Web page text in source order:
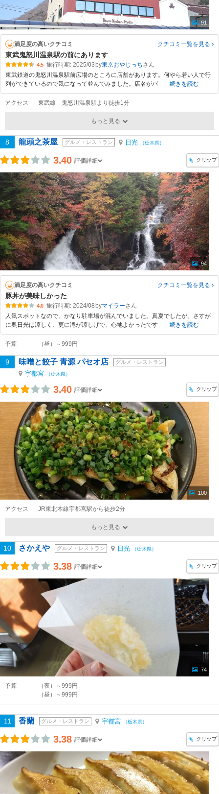
91
満足度の高いクチコミ クチコミ一覧を見る
東武鬼怒川温泉駅の前にあります
4.5 旅行時期: 2025/03 by東京おやじっち
東武鉄道の鬼怒川温泉駅前広場のところに店舗があります。何やら若い人で行
列ができているので気になって並んでみました。店名がバ
続きを読む
アクセス 東武線 鬼怒川温泉駅より徒歩1分
もっと見る
8 龍頭之茶屋 グルメ・レストラン 日光 （栃木県）
3.40 評価詳細 クリップ
94
満足度の高いクチコミ クチコミ一覧を見る
豚丼が美味しかった
4.0 旅行時期: 2024/08 byマイラー
人気スポットなので、かなり駐車場が混んでいました。真夏でしたが、さすが
に奥日光は涼しく、更に滝が涼しげで、心地よかったです
続きを読む
予算 （昼）～999円
9 味噌と餃子 青源 パセオ店 グルメ・レストラン
宇都宮 （栃木県）
3.40 評価詳細 クリップ
100
アクセス JR東北本線宇都宮駅から徒歩2分
もっと見る
10 さかえや グルメ・レストラン 日光 （栃木県）
3.38 評価詳細 クリップ
74
予算
（夜）～999円
（昼）～999円
11 香蘭 グルメ・レストラン 宇都宮 （栃木県）
3.38 評価詳細 クリップ